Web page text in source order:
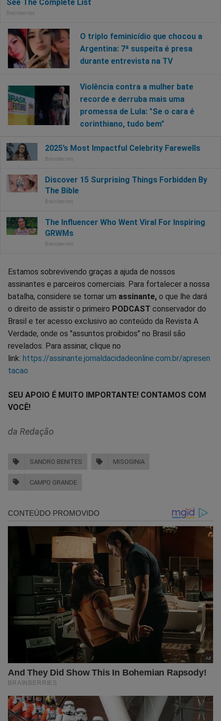
O triplo feminicídio que chocou a
Argentina: 7ª suspeita é presa
durante entrevista na TV
Violência contra a mulher bate
recorde e derruba mais uma
promessa de Lula: "Se o cara é
corinthiano, tudo bem"
Estamos sobrevivendo graças a ajuda de nossos
assinantes e parceiros comerciais. Para fortalecer a nossa
batalha, considere se tornar um assinante, o que lhe dará
o direito de assistir o primeiro PODCAST conservador do
Brasil e ter acesso exclusivo ao conteúdo da Revista A
Verdade, onde os "assuntos proibidos" no Brasil são
revelados. Para assinar, clique no
link: https://assinante.jornaldacidadeonline.com.br/apresen
tacao
SEU APOIO É MUITO IMPORTANTE! CONTAMOS COM
VOCÊ!
da Redação
SANDRO BENITES MISOGINIA
CAMPO GRANDE